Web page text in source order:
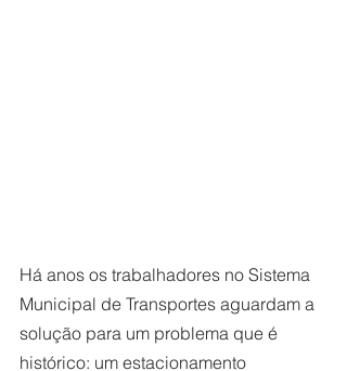
Há anos os trabalhadores no Sistema
Municipal de Transportes aguardam a
solução para um problema que é
histórico: um estacionamento